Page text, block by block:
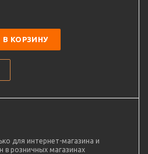
В КОРЗИНУ
для интернет-магазина и
в розничных магазинах